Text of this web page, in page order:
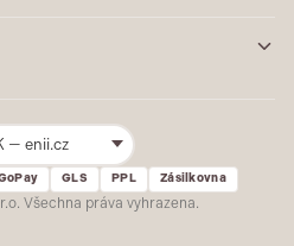
Všechna práva vyhrazena.
GLS PPL Zásilkovna